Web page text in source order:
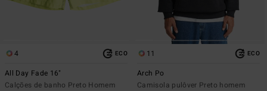
4 ECO
All Day Fade 16"
Calções de banho Preto Homem
11 ECO
Arch Po
Camisola pulôver Preto homem